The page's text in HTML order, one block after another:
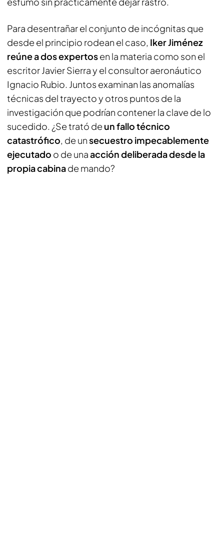
Para desentrañar el conjunto de incógnitas que
desde el principio rodean el caso, Iker Jiménez
reúne a dos expertosen la materia como son el
escritor Javier Sierra y el consultor aeronáutico
Ignacio Rubio. Juntos examinan las anomalías
técnicas del trayecto y otros puntos de la
investigación que podrían contener la clave de lo
sucedido. ¿Se trató de un fallo técnico
catastrófico, de unsecuestro impecablemente
ejecutado o de unaacción deliberada desde la
propia cabinade mando?